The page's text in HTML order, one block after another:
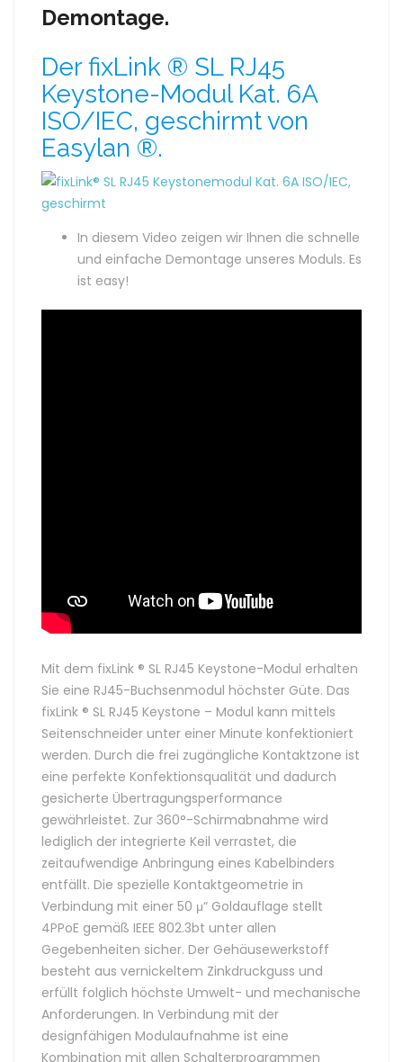
Demontage.
Der fixLink ® SL RJ45
Keystone-Modul Kat. 6A
ISO/IEC, geschirmt von
Easylan ®.
In diesem Video zeigen wir Ihnen die schnelle
und einfache Demontage unseres Moduls. Es
ist easy!
Mit dem fixLink ® SL RJ45 Keystone-Modul erhalten
Sie eine RJ45-Buchsenmodul höchster Güte. Das
fixLink ® SL RJ45 Keystone – Modul kann mittels
Seitenschneider unter einer Minute konfektioniert
werden. Durch die frei zugängliche Kontaktzone ist
eine perfekte Konfektionsqualität und dadurch
gesicherte Übertragungsperformance
gewährleistet. Zur 360°-Schirmabnahme wird
lediglich der integrierte Keil verrastet, die
zeitaufwendige Anbringung eines Kabelbinders
entfällt. Die spezielle Kontaktgeometrie in
Verbindung mit einer 50 μ“ Goldauflage stellt
4PPoE gemäß IEEE 802.3bt unter allen
Gegebenheiten sicher. Der Gehäusewerkstoff
besteht aus vernickeltem Zinkdruckguss und
erfüllt folglich höchste Umwelt- und mechanische
Anforderungen. In Verbindung mit der
designfähigen Modulaufnahme ist eine
Kombination mit allen Schalterprogrammen